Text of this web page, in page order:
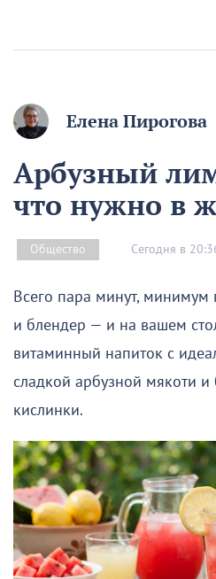
Елена Пирогова
Арбузный
что нужно в
Общество Сегодня в
Всего пара минут, минимум
и блендер — и на вашем
витаминный напиток с
сладкой арбузной мякоти
кислинки.